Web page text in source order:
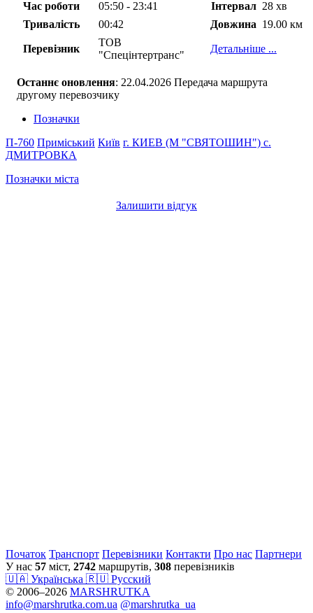
Час роботи 05:50 - 23:41 Інтервал 28 хв
Тривалість
00:42 Довжина 19.00 км
Перевізник
ТОВ
"Спецінтертранс"
Детальніше ...
Останнє оновлення: 22.04.2026 Передача маршрута
другому перевозчику
Позначки
П-760 Приміський Київ г. КИЕВ (М "СВЯТОШИН") с.
ДМИТРОВКА
Позначки міста
Залишити відгук
Початок Транспорт Перевiзники Контакти Про нас Партнери
У нас 57 міст, 2742 маршрутів, 308 перевізників
🇺🇦 Українська 🇷🇺 Русский
© 2006–2026 MARSHRUTKA
info@marshrutka.com.ua @marshrutka_ua